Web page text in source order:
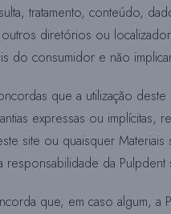
tratamento, conteúdo,
diretórios ou
do consumidor e não
que a utilização
expressas ou
site ou quaisquer
responsabilidade da
que, em caso algum, a